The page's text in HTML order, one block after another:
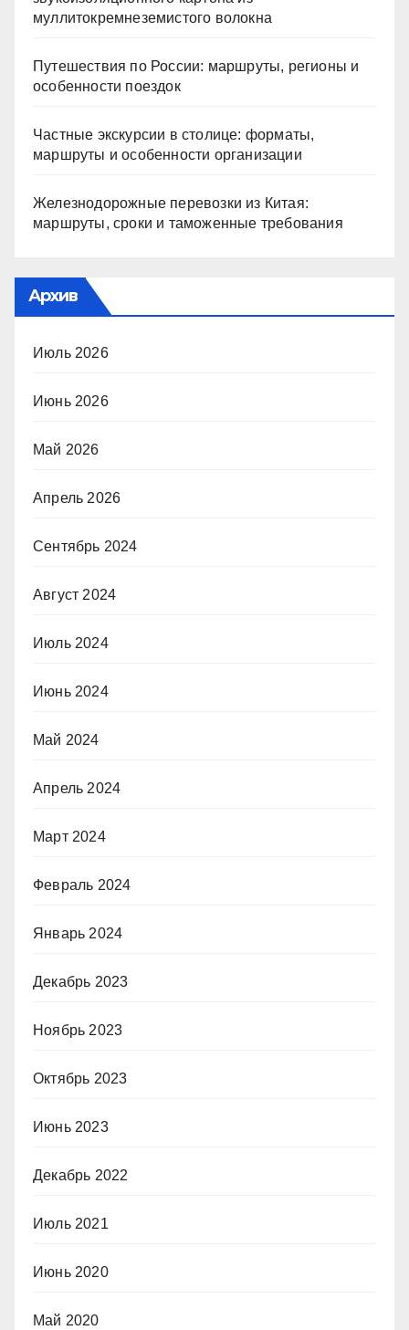
муллитокремнеземистого волокна
Путешествия по России: маршруты, регионы и
особенности поездок
Частные экскурсии в столице: форматы,
маршруты и особенности организации
Железнодорожные перевозки из Китая:
маршруты, сроки и таможенные требования
Архив
Июль 2026
Июнь 2026
Май 2026
Апрель 2026
Сентябрь 2024
Август 2024
Июль 2024
Июнь 2024
Май 2024
Апрель 2024
Март 2024
Февраль 2024
Январь 2024
Декабрь 2023
Ноябрь 2023
Октябрь 2023
Июнь 2023
Декабрь 2022
Июль 2021
Июнь 2020
Май 2020